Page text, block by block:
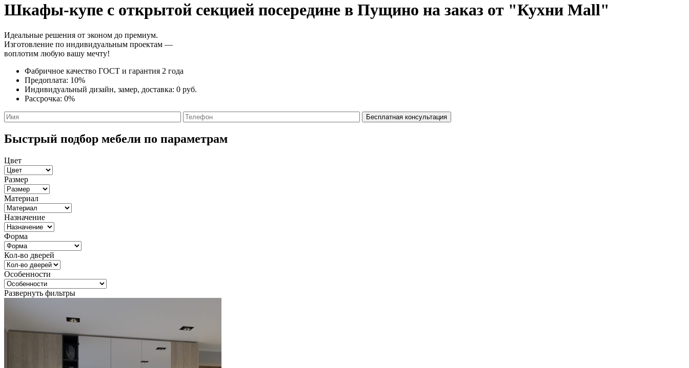
Шкафы-купе с открытой секцией посередине в Пущино на заказ от "Кухни Mall"
Идеальные решения от эконом до премиум.
Изготовление по индивидуальным проектам —
воплотим любую вашу мечту!
Фабричное качество ГОСТ и гарантия 2 года
Предоплата: 10%
Индивидуальный дизайн, замер, доставка: 0 руб.
Рассрочка: 0%
Быстрый подбор мебели по параметрам
Цвет
Размер
Материал
Назначение
Форма
Кол-во дверей
Особенности
Развернуть фильтры